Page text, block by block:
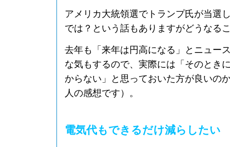
アメリカ大統領選でトランプ氏が当選
では？という話もありますがどうなる
去年も「来年は円高になる」とニュー
な気もするので、実際には「そのとき
からない」と思っておいた方が良いの
人の感想です）。
電気代もできるだけ減らしたい